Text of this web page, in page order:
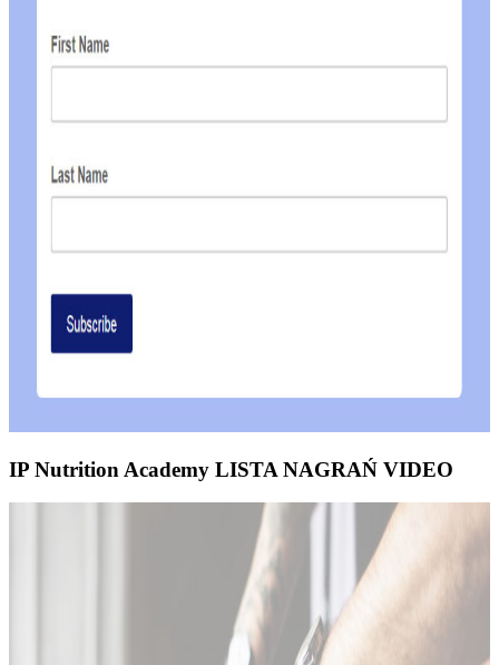
IP Nutrition Academy LISTA NAGRAŃ VIDEO